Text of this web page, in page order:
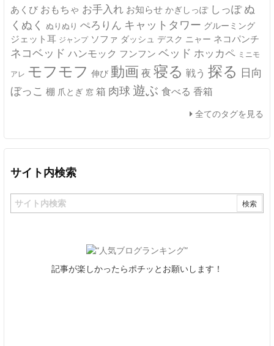
あくび おもちゃ お手入れ お知らせ かぎしっぽ しっぽ ぬ
くぬく ぬりぬり ぺろりん キャットタワー グルーミング
ジェット耳 ジャンプ ソファ ダッシュ デスク ニャー ネコパンチ
ネコベッド ハンモック フンフン ベッド ホッカペ ミニモ
アレ モフモフ 伸び 動画 夜 寝る 戦う 探る 日向
ぼっこ 棚 爪とぎ 窓 箱 肉球 遊ぶ 食べる 香箱
全てのタグを見る
サイト内検索
記事が楽しかったらポチッとお願いします！